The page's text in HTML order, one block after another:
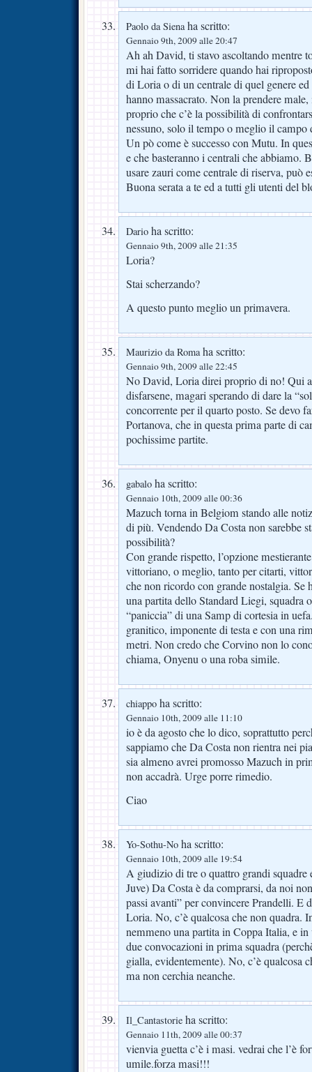
Paolo da Sienaha scritto:
Gennaio 9th, 2009 alle 20:47
Ah ah David, ti stavo ascoltando mentre
mi hai fatto sorridere quando hai
di Loria o di un centrale di quel genere
hanno massacrato. Non la prendere
proprio che c’è la possibilità di
nessuno, solo il tempo o meglio il campo
Un pò come è successo con Mutu. In
e che basteranno i centrali che abbiamo.
usare zauri come centrale di riserva, può
Buona serata a te ed a tutti gli utenti del
Dario ha scritto:
Gennaio 9th, 2009 alle 21:35
Loria?
Stai scherzando?
A questo punto meglio un primavera.
Maurizio da Romaha scritto:
Gennaio 9th, 2009 alle 22:45
No David, Loria direi proprio di no! Qui
disfarsene, magari sperando di dare la
concorrente per il quarto posto. Se devo
Portanova, che in questa prima parte di
pochissime partite.
gabalo ha scritto:
Gennaio 10th, 2009 alle 00:36
Mazuch torna in Belgiom stando alle
di più. Vendendo Da Costa non sarebbe
possibilità?
Con grande rispetto, l’opzione
vittoriano, o meglio, tanto per citarti,
che non ricordo con grande nostalgia. Se
una partita dello Standard Liegi, squadra
“paniccia” di una Samp di cortesia in
granitico, imponente di testa e con una
metri. Non credo che Corvino non lo
chiama, Onyenu o una roba simile.
chiappo ha scritto:
Gennaio 10th, 2009 alle 11:10
io è da agosto che lo dico, soprattutto
sappiamo che Da Costa non rientra nei
sia almeno avrei promosso Mazuch in
non accadrà. Urge porre rimedio.
Ciao
Yo-Sothu-No ha scritto:
Gennaio 10th, 2009 alle 19:54
A giudizio di tre o quattro grandi squadre
Juve) Da Costa è da comprarsi, da noi
passi avanti” per convincere Prandelli. E
Loria. No, c’è qualcosa che non quadra.
nemmeno una partita in Coppa Italia, e
due convocazioni in prima squadra
gialla, evidentemente). No, c’è qualcosa
ma non cerchia neanche.
Il_Cantastorie ha scritto:
Gennaio 11th, 2009 alle 00:37
vienvia guetta c’è i masi. vedrai che l’è
umile.forza masi!!!